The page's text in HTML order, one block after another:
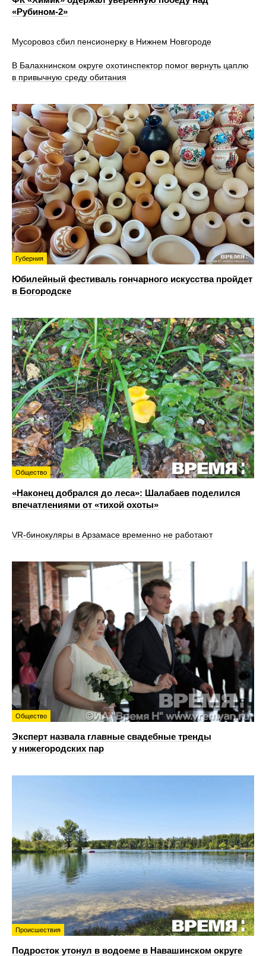
«Рубином‑2»
Мусоровоз сбил пенсионерку в Нижнем Новгороде
В Балахнинском округе охотинспектор помог вернуть цаплю
в привычную среду обитания
Губерния
Юбилейный фестиваль гончарного искусства пройдет
в Богородске
Общество
«Наконец добрался до леса»: Шалабаев поделился
впечатлениями от «тихой охоты»
VR‑бинокуляры в Арзамасе временно не работают
Общество
Эксперт назвала главные свадебные тренды
у нижегородских пар
Происшествия
Подросток утонул в водоеме в Навашинском округе